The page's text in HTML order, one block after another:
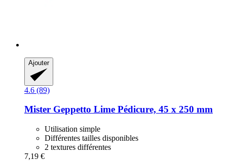
Ajouter
4.6 (89)
Mister Geppetto Lime Pédicure, 45 x 250 mm
Utilisation simple
Différentes tailles disponibles
2 textures différentes
7,19 €